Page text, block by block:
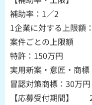
補助率：1／2
1企業に対する上限額
案件ごとの上限額
特許：150万円
実用新案・意匠・商
冒認対策商標：30万円
【応募受付期間】